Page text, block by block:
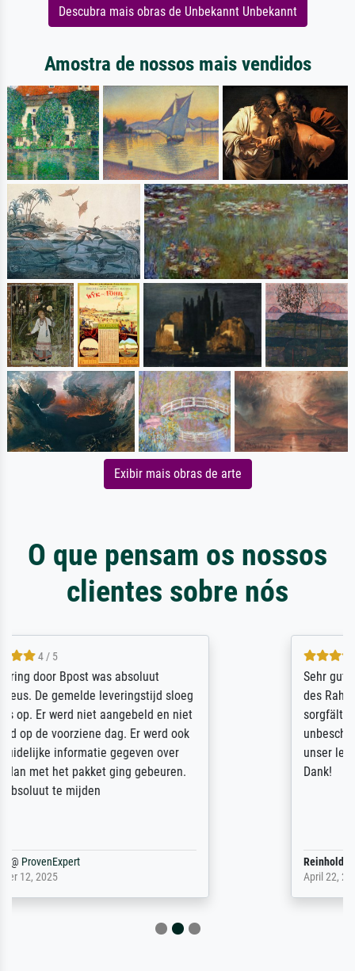
Descubra mais obras de Unbekannt Unbekannt
Amostra de nossos mais vendidos
Exibir mais obras de arte
O que pensam os nossos
clientes sobre nós
Sehr gute Qualität des Leinwanddrucks und
des Rahmens! Unser Bild wurde sehr
sorgfältig und sicher verpackt, so dass es
unbeschadet bei uns ankam. Es wird nicht
unser letzter Meisterdruck sein. Vielen
Dank!
Reinhold,